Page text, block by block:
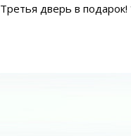
Третья дверь в подарок!